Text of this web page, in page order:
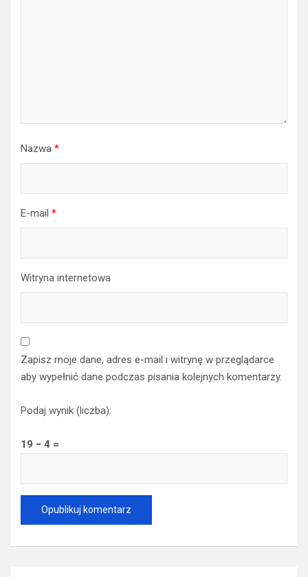
Nazwa *
E-mail *
Witryna internetowa
Zapisz moje dane, adres e-mail i witrynę w przeglądarce
aby wypełnić dane podczas pisania kolejnych komentarzy.
Podaj wynik (liczba):
19 − 4 =